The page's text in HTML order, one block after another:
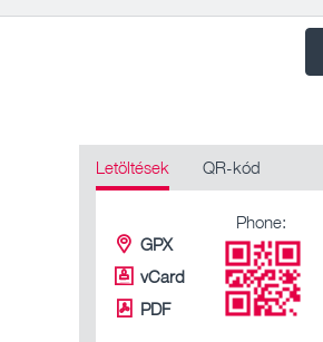
Letöltések QR-kód
GPX
vCard
PDF
Phone: